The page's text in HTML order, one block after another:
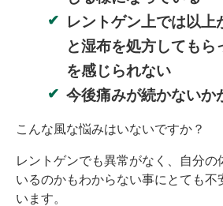
レントゲン上では以上
と湿布を処方してもら
を感じられない
今後痛みが続かないか
こんな風な悩みはいないですか？
レントゲンでも異常がなく、自分の
いるのかもわからない事にとても不
います。